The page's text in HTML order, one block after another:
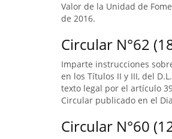
Valor de la Unidad de
de 2016.
Circular N°62
Imparte instrucciones
en los Títulos II y III, del
texto legal por el artículo
Circular publicado en el
Circular N°60